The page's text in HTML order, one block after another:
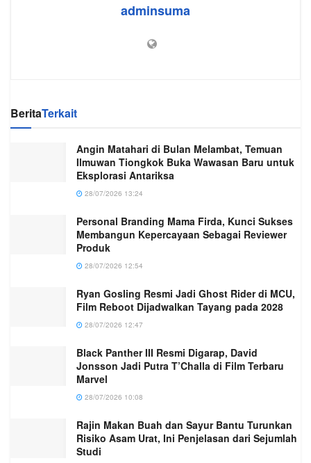
adminsuma
BeritaTerkait
Angin Matahari di Bulan Melambat, Temuan
Ilmuwan Tiongkok Buka Wawasan Baru untuk
Eksplorasi Antariksa
28/07/2026 13:24
Personal Branding Mama Firda, Kunci Sukses
Membangun Kepercayaan Sebagai Reviewer
Produk
28/07/2026 12:54
Ryan Gosling Resmi Jadi Ghost Rider di MCU,
Film Reboot Dijadwalkan Tayang pada 2028
28/07/2026 12:47
Black Panther III Resmi Digarap, David
Jonsson Jadi Putra T’Challa di Film Terbaru
Marvel
28/07/2026 10:08
Rajin Makan Buah dan Sayur Bantu Turunkan
Risiko Asam Urat, Ini Penjelasan dari Sejumlah
Studi